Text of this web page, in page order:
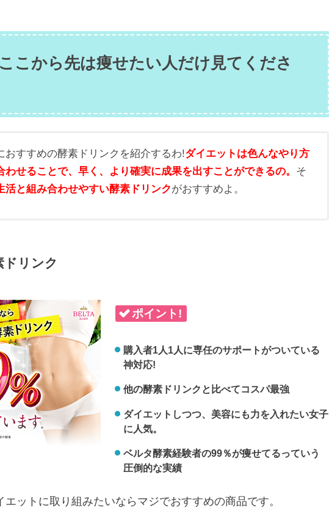
こから先は痩せたい人だけ見てくださ
おすすめの酵素ドリンクを紹介するわ!ダイエットは色んなやり方
わせることで、早く、より確実に成果を出すことができるの。 そ
活と組み合わせやすい酵素ドリンクがおすすめよ。
リンク
ポイント!
購入者1人1人に専任のサポートがついている
神対応!
他の酵素ドリンクと比べてコスパ最強
ダイエットしつつ、美容にも力を入れたい女子
に人気。
ベルタ酵素経験者の99％が痩せてるっていう
圧倒的な実績
ットに取り組みたいならマジでおすすめの商品です。